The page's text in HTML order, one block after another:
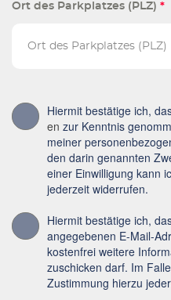
Ort des Parkplatzes (PLZ) *
Hiermit bestätige ich,
en zur Kenntnis
meiner
den darin genannten
einer Einwilligung kann
jederzeit widerrufen.
Hiermit bestätige ich,
angegebenen E-Mail-
kostenfrei weitere
zuschicken darf. Im
Zustimmung hierzu